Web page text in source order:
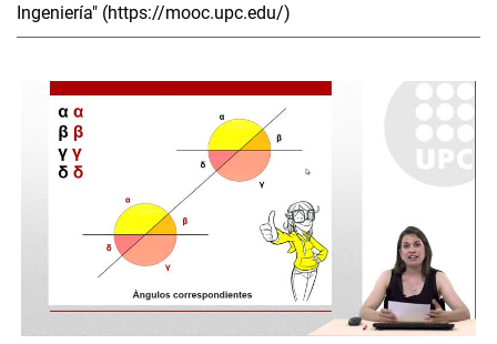
Ingeniería" (https://mooc.upc.edu/)